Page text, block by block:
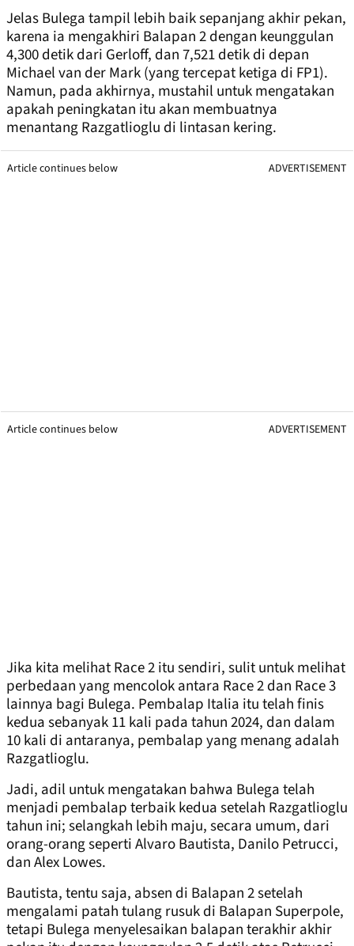
Jelas Bulega tampil lebih baik sepanjang akhir pekan,
karena ia mengakhiri Balapan 2 dengan keunggulan
4,300 detik dari Gerloff, dan 7,521 detik di depan
Michael van der Mark (yang tercepat ketiga di FP1).
Namun, pada akhirnya, mustahil untuk mengatakan
apakah peningkatan itu akan membuatnya
menantang Razgatlioglu di lintasan kering.
Article continues below ADVERTISEMENT
Article continues below ADVERTISEMENT
Jika kita melihat Race 2 itu sendiri, sulit untuk melihat
perbedaan yang mencolok antara Race 2 dan Race 3
lainnya bagi Bulega. Pembalap Italia itu telah finis
kedua sebanyak 11 kali pada tahun 2024, dan dalam
10 kali di antaranya, pembalap yang menang adalah
Razgatlioglu.
Jadi, adil untuk mengatakan bahwa Bulega telah
menjadi pembalap terbaik kedua setelah Razgatlioglu
tahun ini; selangkah lebih maju, secara umum, dari
orang-orang seperti Alvaro Bautista, Danilo Petrucci,
dan Alex Lowes.
Bautista, tentu saja, absen di Balapan 2 setelah
mengalami patah tulang rusuk di Balapan Superpole,
tetapi Bulega menyelesaikan balapan terakhir akhir